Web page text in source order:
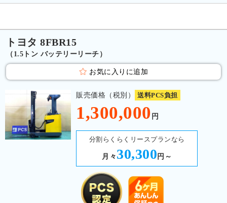
トヨタ 8FBR15
（1.5トン バッテリーリーチ）
お気に入りに追加
販売価格（税別） 送料PCS負担
1,300,000 円
分割らくらくリースプランなら
月々 30,300 円～